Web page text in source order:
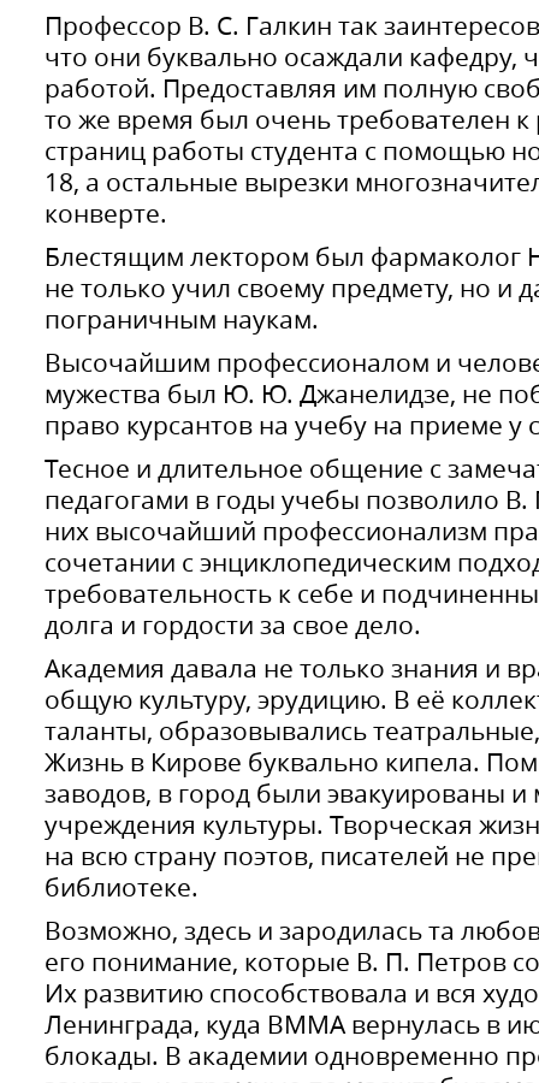
Профессор В. С. Галкин так
что они буквально осаждали кафедру,
работой. Предоставляя им полную
то же время был очень требователен к
страниц работы студента с помощью
18, а остальные вырезки
конверте.
Блестящим лектором был фармаколог
не только учил своему предмету, но и
пограничным наукам.
Высочайшим профессионалом и
мужества был Ю. Ю. Джанелидзе, не
право курсантов на учебу на приеме у
Тесное и длительное общение с
педагогами в годы учебы позволило
них высочайший профессионализм
сочетании с энциклопедическим
требовательность к себе и
долга и гордости за свое дело.
Академия давала не только знания и
общую культуру, эрудицию. В её
таланты, образовывались
Жизнь в Кирове буквально кипела.
заводов, в город были эвакуированы и
учреждения культуры. Творческая
на всю страну поэтов, писателей не
библиотеке.
Возможно, здесь и зародилась та
его понимание, которые В. П. Петров
Их развитию способствовала и вся
Ленинграда, куда ВММА вернулась в
блокады. В академии одновременно